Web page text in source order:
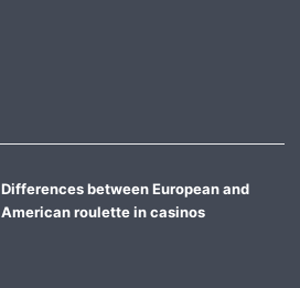
Differences between European and
American roulette in casinos